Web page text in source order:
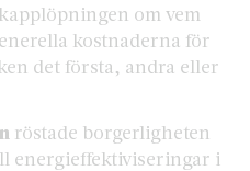
om vem
kostnaderna för
det första, andra eller
röstade borgerligheten
energieffektiviseringar i